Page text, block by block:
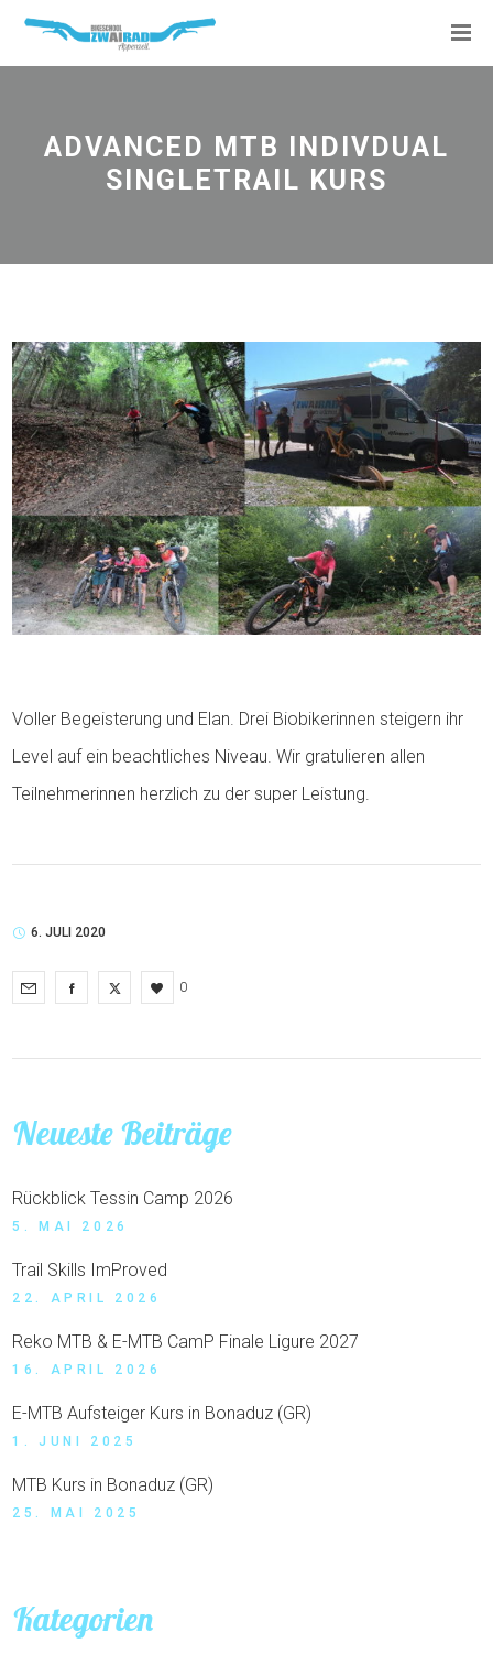
ADVANCED MTB INDIVDUAL
SINGLETRAIL KURS
Voller Begeisterung und Elan. Drei Biobikerinnen steigern ihr
Level auf ein beachtliches Niveau. Wir gratulieren allen
Teilnehmerinnen herzlich zu der super Leistung.
6. JULI 2020
0
Neueste Beiträge
Rückblick Tessin Camp 2026
5. MAI 2026
Trail Skills ImProved
22. APRIL 2026
Reko MTB & E-MTB CamP Finale Ligure 2027
16. APRIL 2026
E-MTB Aufsteiger Kurs in Bonaduz (GR)
1. JUNI 2025
MTB Kurs in Bonaduz (GR)
25. MAI 2025
Kategorien